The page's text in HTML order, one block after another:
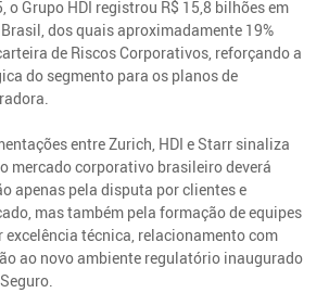
o Grupo HDI registrou R$ 15,8 bilhões em
dos quais aproximadamente 19%
de Riscos Corporativos, reforçando a
do segmento para os planos de
entre Zurich, HDI e Starr sinaliza
mercado corporativo brasileiro deverá
apenas pela disputa por clientes e
mas também pela formação de equipes
excelência técnica, relacionamento com
ao novo ambiente regulatório inaugurado